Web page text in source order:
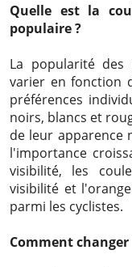
Quelle est la
populaire ?
La popularité
varier en fonction
préférences
noirs, blancs et
de leur apparence
l'importance
visibilité, les
visibilité et
parmi les cyclistes.
Comment